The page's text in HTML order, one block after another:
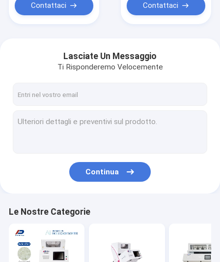
Contattaci Contattaci
Lasciate Un Messaggio
Ti Risponderemo Velocemente
Continua
Le Nostre Categorie